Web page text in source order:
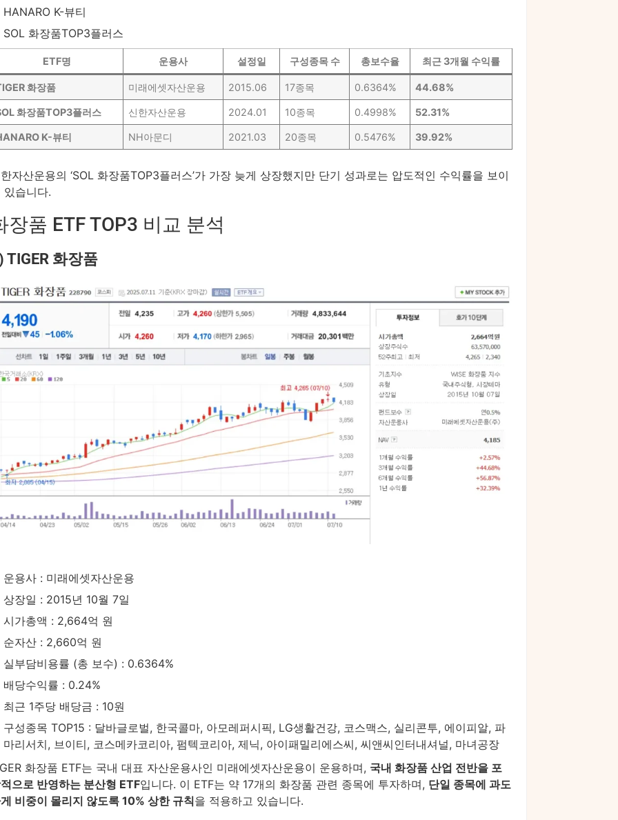
HANARO K-뷰티
SOL 화장품TOP3플러스
ETF명 운용사 설정일 구성종목 수 총보수율 최근 3개월 수익률
화장품 미래에셋자산운용 2015.06 17종목 0.6364% 44.68%
화장품TOP3플러스 신한자산운용 2024.01 10종목 0.4998% 52.31%
K-뷰티 NH아문디 2021.03 20종목 0.5476% 39.92%
자산운용의 ‘SOL 화장품TOP3플러스’가 가장 늦게 상장했지만 단기 성과로는 압도적인 수익률을 보이
있습니다.
장품 ETF TOP3 비교 분석
TIGER 화장품
운용사 : 미래에셋자산운용
상장일 : 2015년 10월 7일
시가총액 : 2,664억 원
순자산 : 2,660억 원
실부담비용률 (총 보수) : 0.6364%
배당수익률 : 0.24%
최근 1주당 배당금 : 10원
구성종목 TOP15 : 달바글로벌, 한국콜마, 아모레퍼시픽, LG생활건강, 코스맥스, 실리콘투, 에이피알, 파
마리서치, 브이티, 코스메카코리아, 펌텍코리아, 제닉, 아이패밀리에스씨, 씨앤씨인터내셔널, 마녀공장
화장품 ETF는 국내 대표 자산운용사인 미래에셋자산운용이 운용하며, 국내 화장품 산업 전반을 포
으로 반영하는 분산형 ETF입니다. 이 ETF는 약 17개의 화장품 관련 종목에 투자하며, 단일 종목에 과도
비중이 몰리지 않도록 10% 상한 규칙을 적용하고 있습니다.